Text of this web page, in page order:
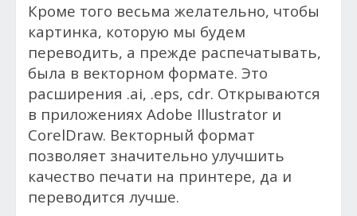
Кроме того весьма желательно, чтобы
картинка, которую мы будем
переводить, а прежде распечатывать,
была в векторном формате. Это
расширения .ai, .eps, cdr. Открываются
в приложениях Adobe Illustrator и
CorelDraw. Векторный формат
позволяет значительно улучшить
качество печати на принтере, да и
переводится лучше.